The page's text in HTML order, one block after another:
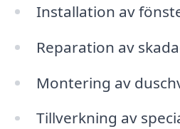
Installation av
Reparation av
Montering av
Tillverkning av